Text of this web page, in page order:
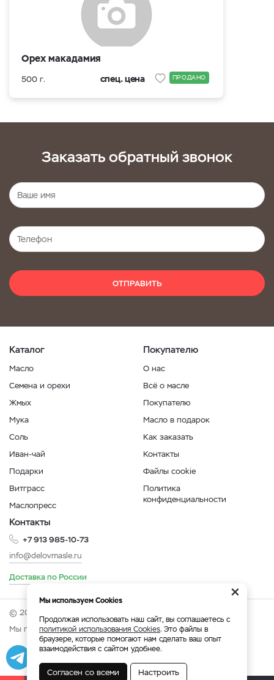
Орех макадамия
500 г. спец. цена ПРОДАНО
Заказать обратный звонок
ОТПРАВИТЬ
Каталог
Масло
Семена и орехи
Жмых
Мука
Соль
Иван-чай
Подарки
Витграсс
Маслопресс
Покупателю
О нас
Всё о масле
Покупателю
Масло в подарок
Как заказать
Контакты
Файлы cookie
Политика
конфиденциальности
Контакты
+7 913 985-10-73
info@delovmasle.ru
Доставка по России
© 2026 Интернет-магазин "Дело в масле".
Мы принимаем:
Разработка Веб-аналитика
×
Мы используем Cookies
Продолжая использовать наш сайт, вы соглашаетесь с
политикой использования Cookies. Это файлы в
браузере, которые помогают нам сделать ваш опыт
взаимодействия с сайтом удобнее.
Согласен со всеми Настроить